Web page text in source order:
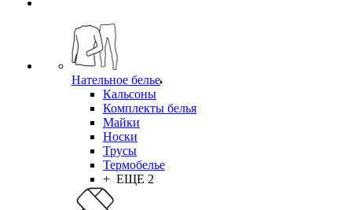
Нательное белье
Кальсоны
Комплекты белья
Майки
Носки
Трусы
Термобелье
+ ЕЩЕ 2